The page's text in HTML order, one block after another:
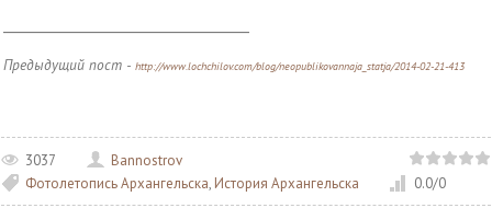
Предыдущий пост - http://www.lochchilov.com/blog/neopublikovannaja_statja/2014-02-21-413
3037
Bannostrov
Фотолетопись Архангельска, История Архангельска 0.0/0